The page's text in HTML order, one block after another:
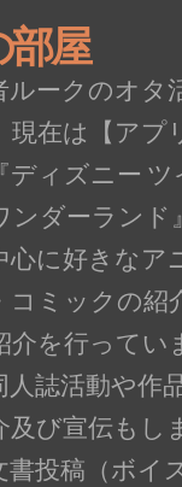
部屋
ルークのオタ
現在は【アプ
ディズニー ツ
ンダーランド
心に好きなア
コミックの紹
介を行ってい
人誌活動や作
及び宣伝もし
書投稿（ボイ